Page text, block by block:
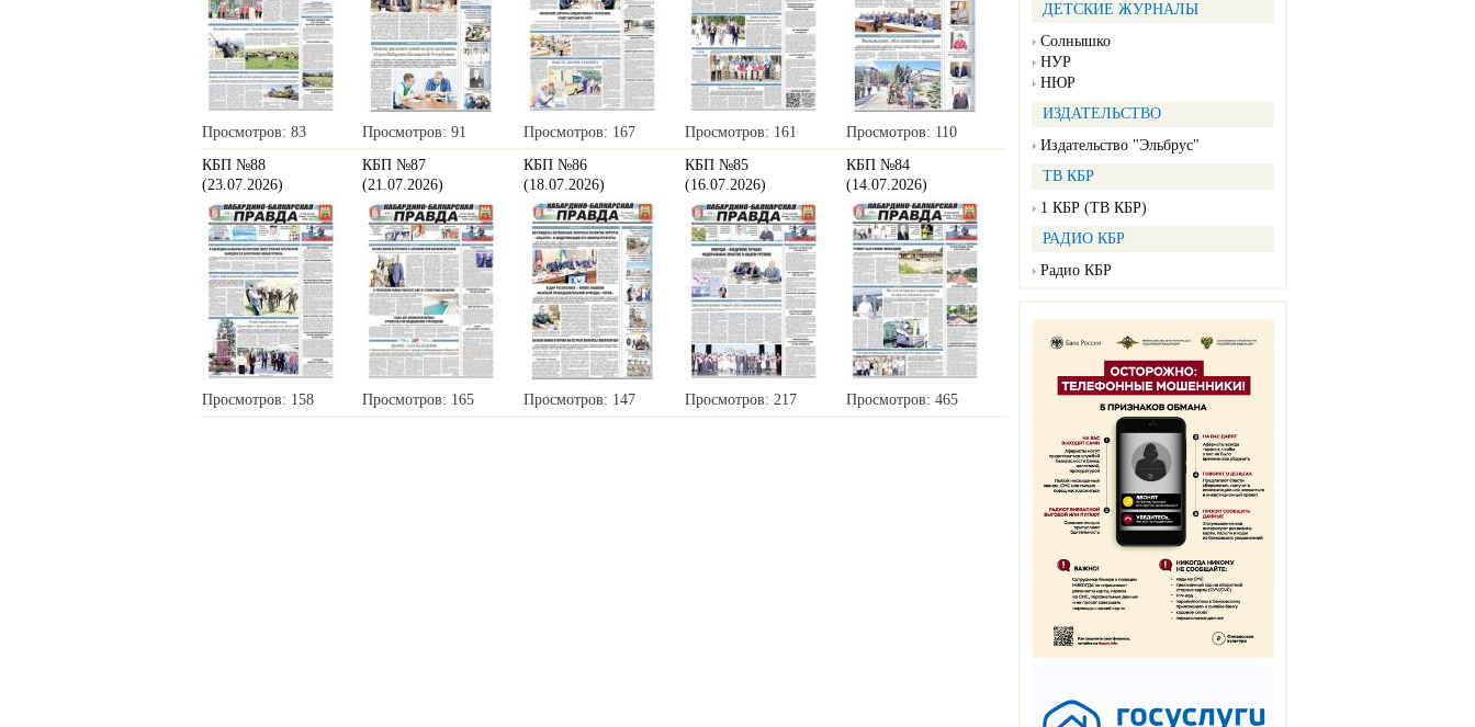
ДЕТСКИЕ ЖУРНАЛЫ
Солнышко
НУР
НЮР
ИЗДАТЕЛЬСТВО
Издательство "Эльбрус"
ТВ КБР
1 КБР (ТВ КБР)
РАДИО КБР
Радио КБР
Просмотров: 83 Просмотров: 91 Просмотров: 167 Просмотров: 161
Просмотров: 110
КБП №88
(23.07.2026)
Просмотров: 158
КБП №87
(21.07.2026)
Просмотров: 165
КБП №86
(18.07.2026)
Просмотров: 147
КБП №85
(16.07.2026)
Просмотров: 217
КБП №84
(14.07.2026)
Просмотров: 465